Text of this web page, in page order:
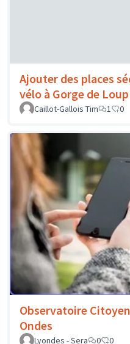
Ajouter des places
vélo à Gorge de Loup
Caillot-Gallois Tim
1 0
Observatoire
Ondes
Lyondes - Sera
0 0